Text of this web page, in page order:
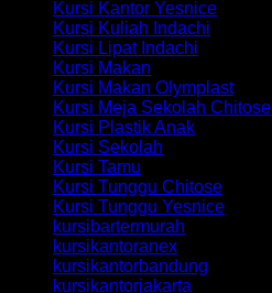
Kursi Kantor Yesnice
Kursi Kuliah Indachi
Kursi Lipat Indachi
Kursi Makan
Kursi Makan Olymplast
Kursi Meja Sekolah Chitose
Kursi Plastik Anak
Kursi Sekolah
Kursi Tamu
Kursi Tunggu Chitose
Kursi Tunggu Yesnice
kursibartermurah
kursikantoranex
kursikantorbandung
kursikantorjakarta